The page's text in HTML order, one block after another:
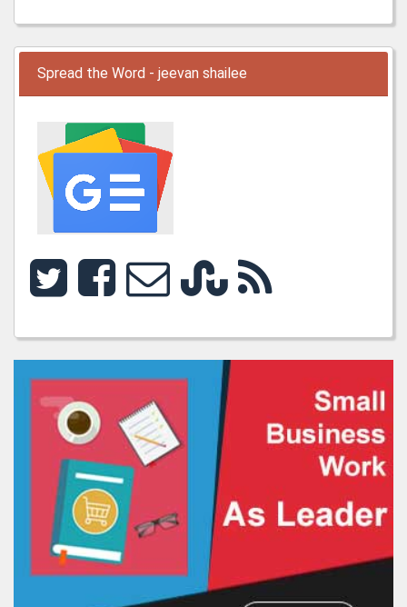
Spread the Word - jeevan shailee